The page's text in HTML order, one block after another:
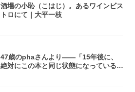
酒場の小恥（こはじ）。あるワインビス
トロにて｜大平一枝
47歳のphaさんより――「15年後に、
絶対にこの本と同じ状態になっている自